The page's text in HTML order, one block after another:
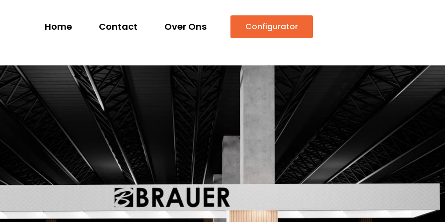
Home Contact Over Ons Configurator